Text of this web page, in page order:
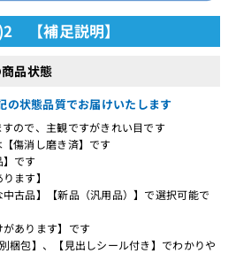
【補足説明】
品状態
状態品質でお届けいたします
ので、主観ですがきれい目です
傷消し磨き済】です
です
ます】
古品】【新品（汎用品）】で選択可能で
あります】です
包】、【見出しシール付き】でわかりや